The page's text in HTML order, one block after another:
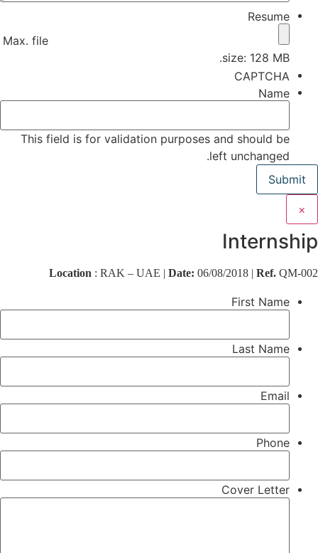
Resume
Max. file
size: 128 MB.
CAPTCHA
Name
This field is for validation purposes and should be
left unchanged.
×
Internship
Location : RAK – UAE | Date: 06/08/2018 | Ref. QM-002
First Name
Last Name
Email
Phone
Cover Letter